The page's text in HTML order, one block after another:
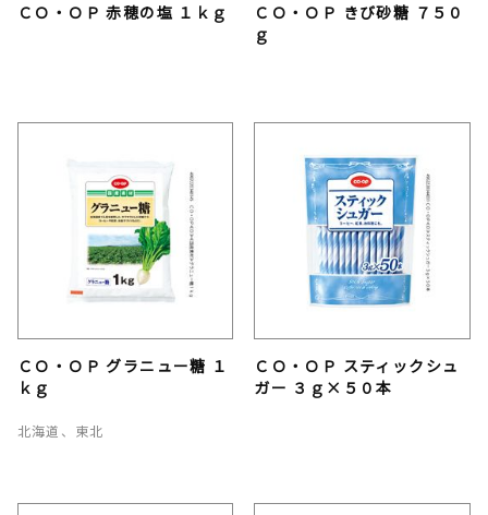
ＣＯ・ＯＰ 赤穂の塩 １ｋｇ
ＣＯ・ＯＰ きび砂糖 ７５０
ｇ
ＣＯ・ＯＰ グラニュー糖 １
ｋｇ
北海道、東北
ＣＯ・ＯＰ スティックシュ
ガー ３ｇ×５０本